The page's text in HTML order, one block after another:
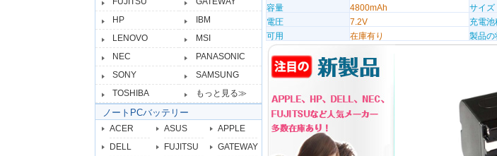
HP
IBM
LENOVO
MSI
NEC
PANASONIC
SONY
SAMSUNG
TOSHIBA
もっと見る≫
ノートPCバッテリー
ACER ASUS
APPLE
DELL
FUJITSU
GATEWAY
容量
4800mAh
サイズ
電圧
7.2V 充電池
可用
在庫有り 製品の